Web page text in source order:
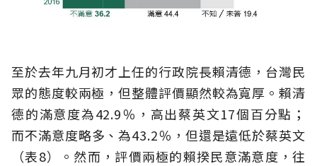
至於去年九月初才上任的行政院長賴清德，台灣民
眾的態度較兩極，但整體評價顯然較為寬厚。賴清
德的滿意度為42.9％，高出蔡英文17個百分點；
而不滿意度略多、為43.2％，但還是遠低於蔡英文
（表8）。然而，評價兩極的賴揆民意滿意度，往